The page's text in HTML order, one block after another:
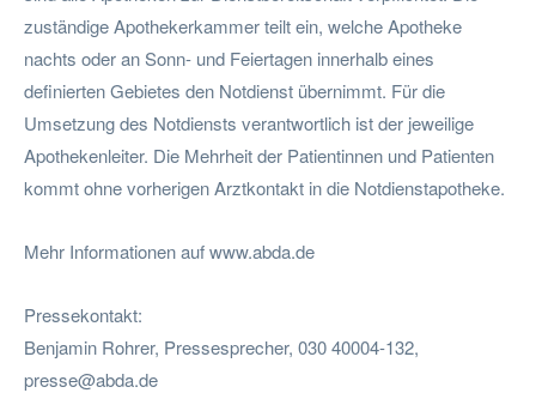
zuständige Apothekerkammer teilt ein, welche Apotheke
nachts oder an Sonn- und Feiertagen innerhalb eines
definierten Gebietes den Notdienst übernimmt. Für die
Umsetzung des Notdiensts verantwortlich ist der jeweilige
Apothekenleiter. Die Mehrheit der Patientinnen und Patienten
kommt ohne vorherigen Arztkontakt in die Notdienstapotheke.
Mehr Informationen auf www.abda.de
Pressekontakt:
Benjamin Rohrer, Pressesprecher, 030 40004-132,
presse@abda.de